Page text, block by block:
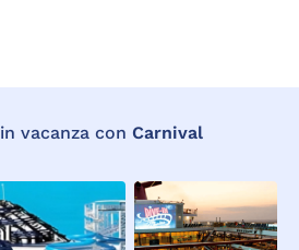
in vacanza con Carnival